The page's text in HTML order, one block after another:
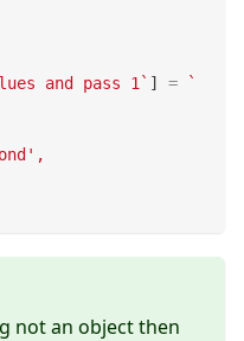
and pass 1 ` ] =
`
not an object then